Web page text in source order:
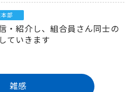
部
・紹介し、組合員さん同士の
ていきます
雑感